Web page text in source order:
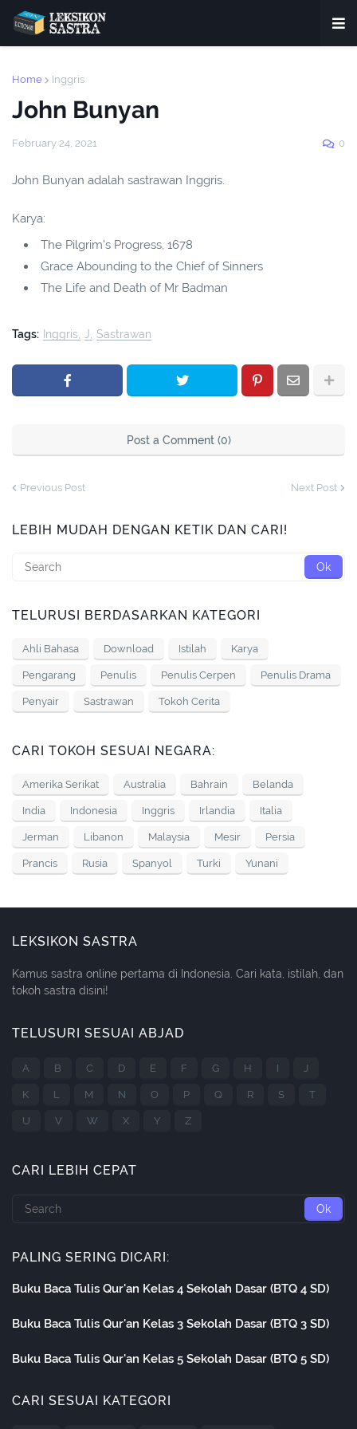
Home Inggris
John Bunyan
February 24, 2021 0
John Bunyan adalah sastrawan Inggris.
Karya:
The Pilgrim's Progress, 1678
Grace Abounding to the Chief of Sinners
The Life and Death of Mr Badman
Tags: Inggris J Sastrawan
Post a Comment (0)
Previous Post Next Post
LEBIH MUDAH DENGAN KETIK DAN CARI!
TELURUSI BERDASARKAN KATEGORI
Ahli Bahasa Download Istilah Karya
Pengarang Penulis Penulis Cerpen Penulis Drama
Penyair Sastrawan Tokoh Cerita
CARI TOKOH SESUAI NEGARA:
Amerika Serikat Australia Bahrain Belanda
India Indonesia Inggris Irlandia Italia
Jerman Libanon Malaysia Mesir Persia
Prancis Rusia Spanyol Turki Yunani
LEKSIKON SASTRA
Kamus sastra online pertama di Indonesia. Cari kata, istilah, dan
tokoh sastra disini!
TELUSURI SESUAI ABJAD
A B C D E F G H I J
K L M N O P Q R S T
U V W X Y Z
CARI LEBIH CEPAT
PALING SERING DICARI:
Buku Baca Tulis Qur'an Kelas 4 Sekolah Dasar (BTQ 4 SD)
Buku Baca Tulis Qur'an Kelas 3 Sekolah Dasar (BTQ 3 SD)
Buku Baca Tulis Qur'an Kelas 5 Sekolah Dasar (BTQ 5 SD)
CARI SESUAI KATEGORI